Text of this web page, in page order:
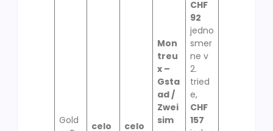
Gold
celo
celo
Mon
treu
x –
Gsta
ad /
Zwei
sim
CHF
92
jedno
smer
ne v
2.
tried
e,
CHF
157